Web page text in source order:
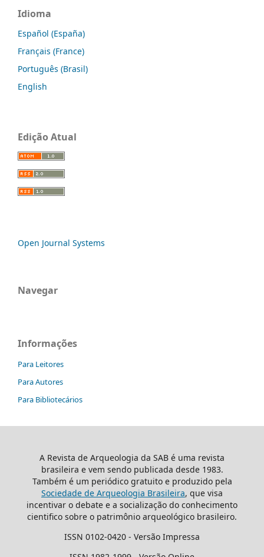
Idioma
Español (España)
Français (France)
Português (Brasil)
English
Edição Atual
Open Journal Systems
Navegar
Informações
Para Leitores
Para Autores
Para Bibliotecários
A Revista de Arqueologia da SAB é uma revista
brasileira e vem sendo publicada desde 1983.
Também é um periódico gratuito e produzido pela
Sociedade de Arqueologia Brasileira, que visa
incentivar o debate e a socialização do conhecimento
cientifico sobre o patrimônio arqueológico brasileiro.
ISSN 0102-0420 - Versão Impressa